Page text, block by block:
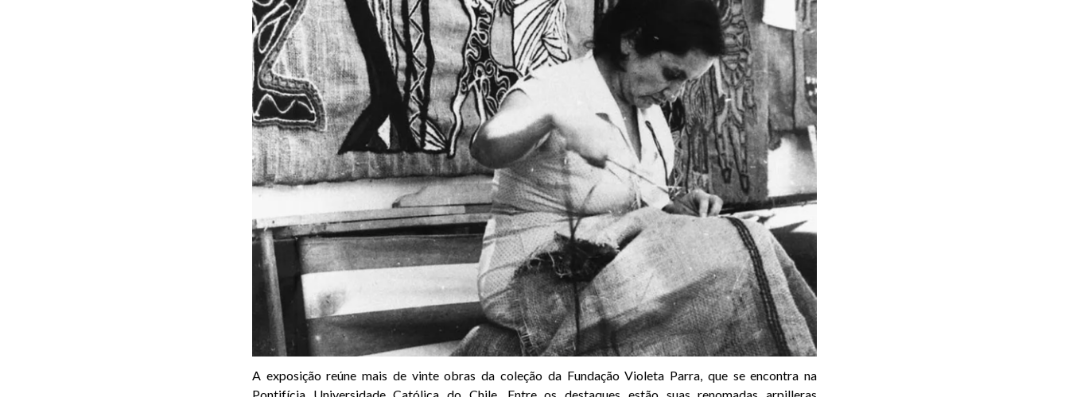
A exposição reúne mais de vinte obras da coleção da Fundação Violeta Parra, que se encontra na